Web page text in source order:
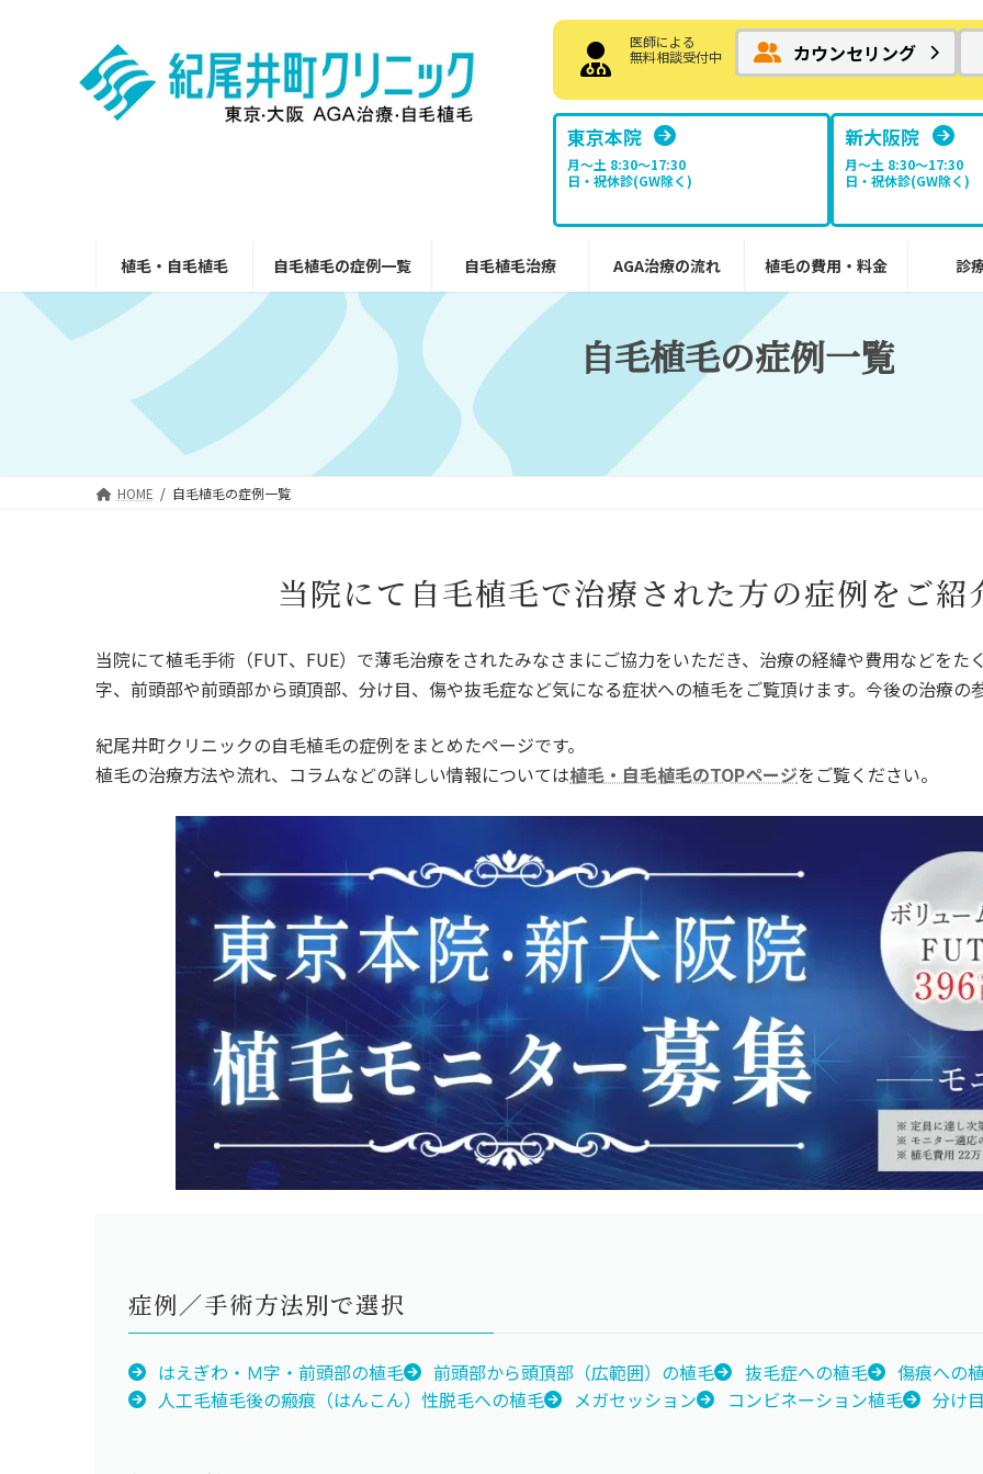
医師による
無料相談受付中
カウンセリング
東京本院
月～土 8:30〜17:30
日・祝休診(GW除く)
新大阪院
月～土 8:30〜17:30
日・祝休診(GW除く)
植毛・自毛植毛 自毛植毛の症例一覧 自毛植毛治療 AGA治療の流れ 植毛の費用・料金 診
自毛植毛の症例一覧
HOME 自毛植毛の症例一覧
当院にて自毛植毛で治療された方の症例をご紹
当院にて植毛手術（FUT、FUE）で薄毛治療をされたみなさまにご協力をいただき、治療の経緯や費用などをた
字、前頭部や前頭部から頭頂部、分け目、傷や抜毛症など気になる症状への植毛をご覧頂けます。今後の治療の
紀尾井町クリニックの自毛植毛の症例をまとめたページです。
植毛の治療方法や流れ、コラムなどの詳しい情報については植毛・自毛植毛のTOPページをご覧ください。
症例／手術方法別で選択
はえぎわ・Ｍ字・前頭部の植毛 前頭部から頭頂部（広範囲）の植毛 抜毛症への植毛
傷痕への
人工毛植毛後の瘢痕（はんこん）性脱毛への植毛
メガセッション コンビネーション植毛 分け